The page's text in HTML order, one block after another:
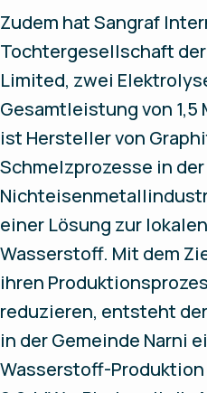
Zudem hat Sangraf
Tochtergesellschaft
Limited, zwei
Gesamtleistung von
ist Hersteller von
Schmelzprozesse in
einer Lösung zur
Wasserstoff. Mit dem
ihren
reduzieren, entsteht
in der Gemeinde Narni
Wasserstoff-